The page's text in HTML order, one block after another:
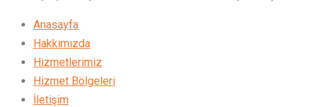
Anasayfa
Hakkımızda
Hizmetlerimiz
Hizmet Bölgeleri
İletişim